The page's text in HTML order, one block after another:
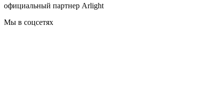
официальный партнер Arlight
Мы в соцсетях